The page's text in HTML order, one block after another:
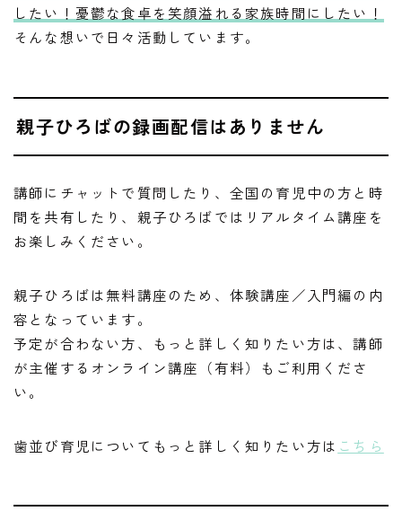
したい！憂鬱な食卓を笑顔溢れる家族時間にしたい！
そんな想いで日々活動しています。
親子ひろばの録画配信はありません
講師にチャットで質問したり、全国の育児中の方と時
間を共有したり、親子ひろばではリアルタイム講座を
お楽しみください。
親子ひろばは無料講座のため、体験講座／入門編の内
容となっています。
予定が合わない方、もっと詳しく知りたい方は、講師
が主催するオンライン講座（有料）もご利用くださ
い。
歯並び育児についてもっと詳しく知りたい方は こちら